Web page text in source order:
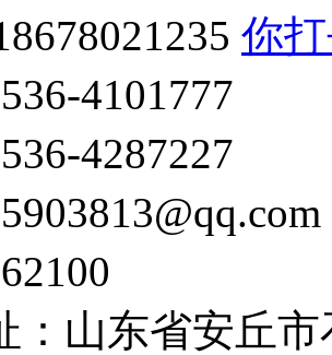
4101777
4287227
：山东省安丘